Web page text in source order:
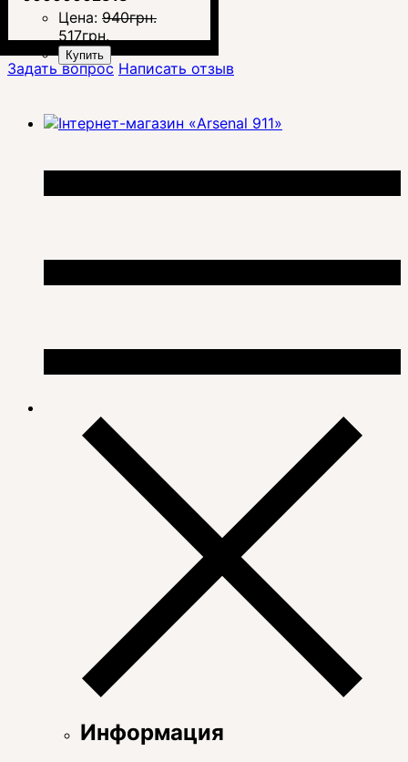
Цена: 940грн.
517грн.
Купить
Задать вопрос Написать отзыв
Информация